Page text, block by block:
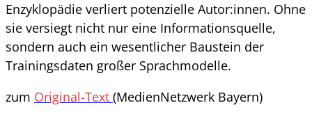
Enzyklopädie verliert potenzielle Autor:innen. Ohne
sie versiegt nicht nur eine Informationsquelle,
sondern auch ein wesentlicher Baustein der
Trainingsdaten großer Sprachmodelle.
zum Original-Text (MedienNetzwerk Bayern)